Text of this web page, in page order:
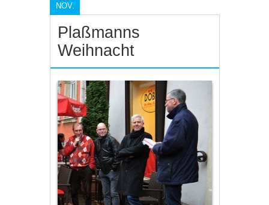
NOV.
Plaßmanns
Weihnacht